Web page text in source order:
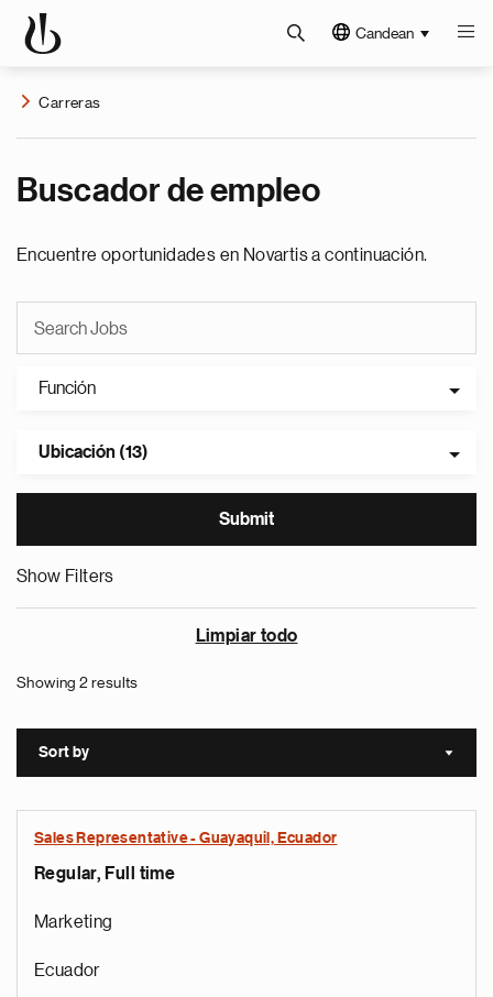
Candean
Carreras
Buscador de empleo
Encuentre oportunidades en Novartis a continuación.
Función
Ubicación (13)
Show Filters
Limpiar todo
Showing 2 results
Sort by Sort
Sales Representative - Guayaquil, Ecuador
Regular, Full time
Marketing
Ecuador